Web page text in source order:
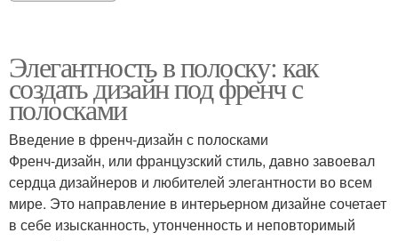
Элегантность в полоску: как
создать дизайн под френч с
полосками
Введение в френч-дизайн с полосками
Френч-дизайн, или французский стиль, давно завоевал
сердца дизайнеров и любителей элегантности во всем
мире. Это направление в интерьерном дизайне сочетает
в себе изысканность, утонченность и неповторимый